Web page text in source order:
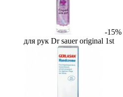
-15%
для рук Dr sauer original 1st